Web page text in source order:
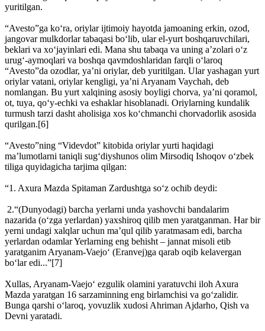
yuritilgan.
“Avesto”ga ko‘ra, oriylar ijtimoiy hayotda jamoaning erkin, ozod,
jangovar mulkdorlar tabaqasi bo‘lib, ular el-yurt boshqaruvchilari,
beklari va xo‘jayinlari edi. Mana shu tabaqa va uning a’zolari o‘z
urug‘-aymoqlari va boshqa qavmdoshlaridan farqli o‘laroq
“Avesto”da ozodlar, ya’ni oriylar, deb yuritilgan. Ular yashagan yurt
oriylar vatani, oriylar kengligi, ya’ni Aryanam Vaychah, deb
nomlangan. Bu yurt xalqining asosiy boyligi chorva, ya’ni qoramol,
ot, tuya, qo‘y-echki va eshaklar hisoblanadi. Oriylarning kundalik
turmush tarzi dasht aholisiga xos ko‘chmanchi chorvadorlik asosida
qurilgan.[6]
“Avesto”ning “Videvdot” kitobida oriylar yurti haqidagi
ma’lumotlarni taniqli sug‘diyshunos olim Mirsodiq Ishoqov o‘zbek
tiliga quyidagicha tarjima qilgan:
“1. Axura Mazda Spitaman Zardushtga so‘z ochib deydi:
2.“(Dunyodagi) barcha yerlarni unda yashovchi bandalarim
nazarida (o‘zga yerlardan) yaxshiroq qilib men yaratganman. Har bir
yerni undagi xalqlar uchun ma’qul qilib yaratmasam edi, barcha
yerlardan odamlar Yerlarning eng behisht – jannat misoli etib
yaratganim Aryanam-Vaejo‘ (Eranvej)ga qarab oqib kelavergan
bo‘lar edi...”[7]
Xullas, Aryanam-Vaejo‘ ezgulik olamini yaratuvchi iloh Axura
Mazda yaratgan 16 sarzaminning eng birlamchisi va go‘zalidir.
Bunga qarshi o‘laroq, yovuzlik xudosi Ahriman Ajdarho, Qish va
Devni yaratadi.